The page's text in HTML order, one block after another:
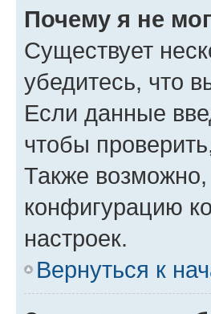
Почему я не
Существует
убедитесь, что
Если данные
чтобы
Также
конфигурацию
настроек.
Вернуться к